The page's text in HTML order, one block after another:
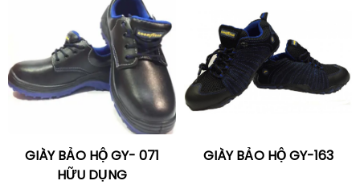
GIÀY BẢO HỘ GY- 071
HỮU DỤNG
GIÀY BẢO HỘ GY-163